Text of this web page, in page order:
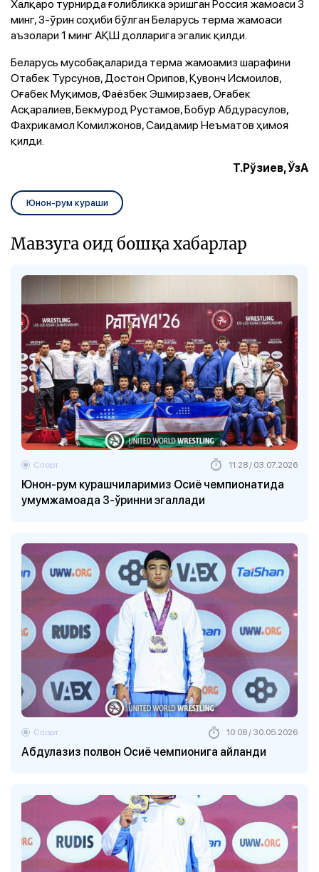
Халқаро турнирда ғолибликка эришган Россия жамоаси 3
минг, 3-ўрин соҳиби бўлган Беларусь терма жамоаси
аъзолари 1 минг АҚШ долларига эгалик қилди.
Беларусь мусобақаларида терма жамоамиз шарафини
Отабек Турсунов, Достон Орипов, Қувонч Исмоилов,
Оғабек Муқимов, Фаёзбек Эшмирзаев, Оғабек
Асқаралиев, Бекмурод Рустамов, Бобур Абдурасулов,
Фахрикамол Комилжонов, Саидамир Неъматов ҳимоя
қилди.
Т.Рўзиев, ЎзА
Юнон-рум кураши
Мавзуга оид бошқа хабарлар
Юнон-рум курашчиларимиз Осиё чемпионатида
умумжамоада 3-ўринни эгаллади
Спорт 11:28 / 03.07.2026
Абдулазиз полвон Осиё чемпионига айланди
Спорт 10:08 / 30.05.2026